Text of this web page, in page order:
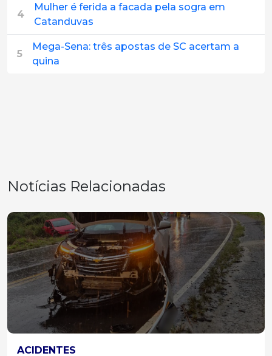
4
Mulher é ferida a facada pela sogra em
Catanduvas
5
Mega-Sena: três apostas de SC acertam a
quina
Notícias Relacionadas
ACIDENTES